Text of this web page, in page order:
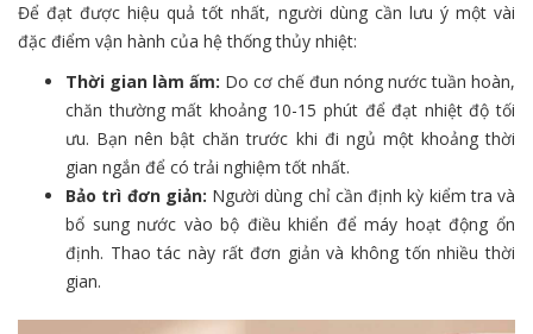
Để đạt được hiệu quả tốt nhất, người dùng cần lưu ý một vài
đặc điểm vận hành của hệ thống thủy nhiệt:
Thời gian làm ấm: Do cơ chế đun nóng nước tuần hoàn,
chăn thường mất khoảng 10-15 phút để đạt nhiệt độ tối
ưu. Bạn nên bật chăn trước khi đi ngủ một khoảng thời
gian ngắn để có trải nghiệm tốt nhất.
Bảo trì đơn giản: Người dùng chỉ cần định kỳ kiểm tra và
bổ sung nước vào bộ điều khiển để máy hoạt động ổn
định. Thao tác này rất đơn giản và không tốn nhiều thời
gian.